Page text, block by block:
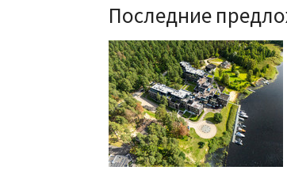
Последние